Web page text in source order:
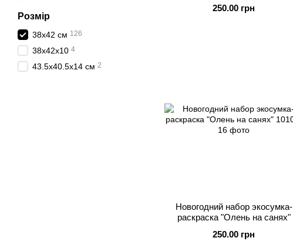
250.00 грн
Новогодний набор экосумка-
раскраска "Олень на санях"
250.00 грн
Розмір
38x42 см 126
38х42х10 4
43.5х40.5х14 см 2